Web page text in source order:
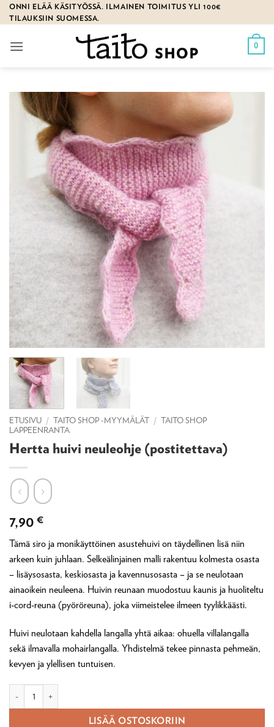
Skip
to
ONNI ELÄÄ KÄSITYÖSSÄ. ILMAINEN TOIMITUS YLI 100€
TILAUKSIIN SUOMESSA.
0
ETUSIVU / TAITO SHOP -MYYMÄLÄT / TAITO SHOP
LAPPEENRANTA
Hertta huivi neuleohje (postitettava)
7,90 €
Tämä siro ja monikäyttöinen asustehuivi on täydellinen lisä niin
arkeen kuin juhlaan. Selkeälinjainen malli rakentuu kolmesta osasta
– lisäysosasta, keskiosasta ja kavennusosasta – ja se neulotaan
ainaoikein neuleena. Huivin reunaan muodostuu kaunis ja huoliteltu
i-cord-reuna (pyöröreuna), joka viimeistelee ilmeen tyylikkäästi.
Huivi neulotaan kahdella langalla yhtä aikaa: ohuella villalangalla
sekä ilmavalla mohairlangalla. Yhdistelmä tekee pinnasta pehmeän,
kevyen ja ylellisen tuntuisen.
LISÄÄ OSTOSKORIIN